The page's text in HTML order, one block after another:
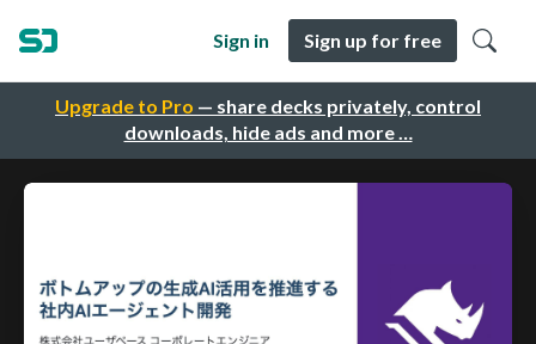
Upgrade to Pro — share decks privately, control
downloads, hide ads and more …
Sign in Sign up for free